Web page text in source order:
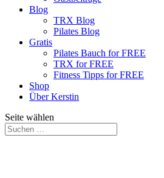
Blog
TRX Blog
Pilates Blog
Gratis
Pilates Bauch for FREE
TRX for FREE
Fitness Tipps for FREE
Shop
Über Kerstin
Seite wählen